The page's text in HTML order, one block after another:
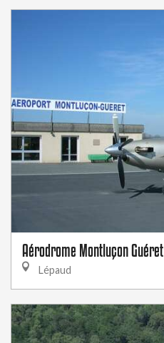
Aérodrome Montluçon Guéret
Lépaud